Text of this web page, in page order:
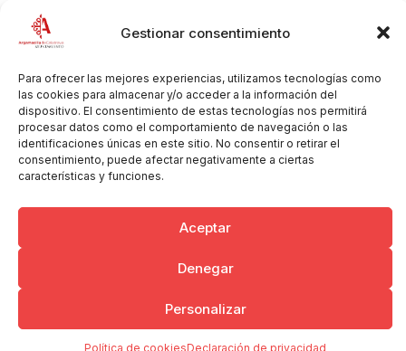
Gestionar consentimiento
Para ofrecer las mejores experiencias, utilizamos tecnologías como
las cookies para almacenar y/o acceder a la información del
dispositivo. El consentimiento de estas tecnologías nos permitirá
procesar datos como el comportamiento de navegación o las
identificaciones únicas en este sitio. No consentir o retirar el
consentimiento, puede afectar negativamente a ciertas
características y funciones.
Aceptar
Denegar
Personalizar
Política de cookiesDeclaración de privacidad
MUNICIPIO DE
ARGAMASILLA DE
CALATRAVA
Anuncio BOP aprobación definitiva VMP.pdf Descargar
Politica de Privacidad y Aviso Legal
Cookies